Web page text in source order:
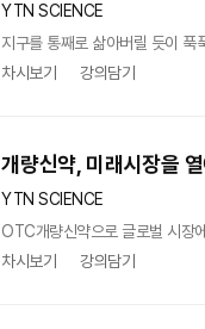
YTN SCIENCE
지구를 통째로 삶아버릴 듯이 푹
차시보기
강의담기
개량신약, 미래시장을
YTN SCIENCE
OTC개량신약으로 글로벌 시장
차시보기
강의담기